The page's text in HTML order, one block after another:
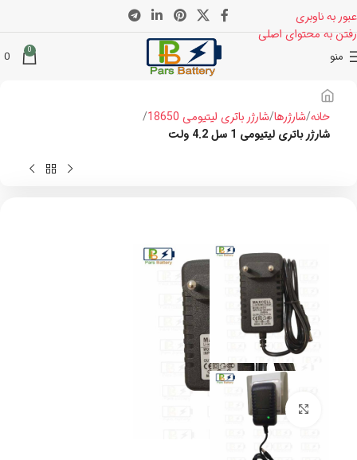
عبور به ناوبری
رفتن به محتوای اصلی
منو 0
0
خانه شارژرها شارژر باتری لیتیومی 18650
شارژر باتری لیتیومی 1 سل 4.2 ولت
بزرگنمایی تصویر